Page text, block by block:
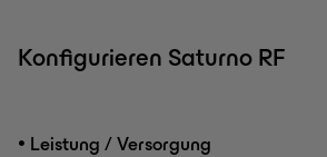
Konfigurieren Saturno RF
• Leistung / Versorgung